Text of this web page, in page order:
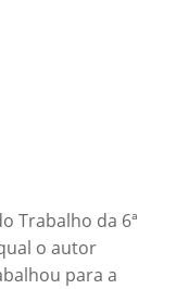
Trabalho da 6ª
o autor
para a